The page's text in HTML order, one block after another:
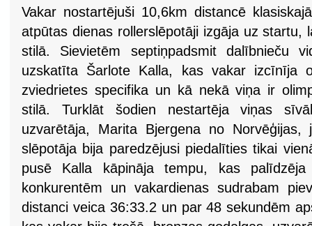
Vakar nostartējuši 10,6km distancē
atpūtas dienas rollerslēpotāji izgāja uz startu,
stilā. Sievietēm septiņpadsmit dalībnieču
uzskatīta Šarlote Kalla, kas vakar izcīnīja
zviedrietes specifika un kā nekā viņa ir
stilā. Turklāt šodien nestartēja viņas
uzvarētāja, Marita Bjergena no Norvēģijas,
slēpotāja bija paredzējusi piedalīties tikai
pusē Kalla kāpināja tempu, kas
konkurentēm un vakardienas sudrabam
distanci veica 36:33.2 un par 48 sekundēm